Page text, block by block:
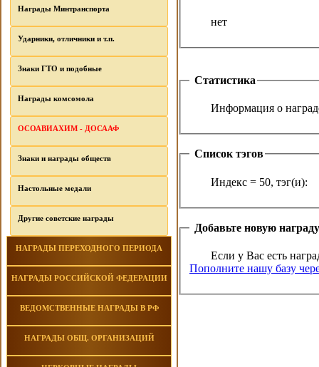
Награды Минтранспорта
Ударники, отличники и т.п.
Знаки ГТО и подобные
Награды комсомола
ОСОАВИАХИМ - ДОСААФ
Знаки и награды обществ
Настольные медали
Другие советские награды
НАГРАДЫ ПЕРЕХОДНОГО ПЕРИОДА
НАГРАДЫ РОССИЙСКОЙ ФЕДЕРАЦИИ
ВЕДОМСТВЕННЫЕ НАГРАДЫ В РФ
НАГРАДЫ ОБЩ. ОРГАНИЗАЦИЙ
нет
Статистика
Информация о
Список тэгов
Индекс = 50, тэг(и):
Добавьте новую награду
Если у Вас есть
Пополните нашу базу